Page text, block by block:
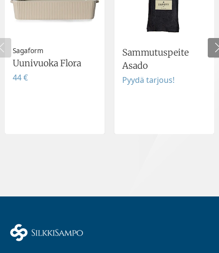
Sagaform
Uunivuoka Flora
44 €
Sammutuspeite
Asado
Pyydä tarjous!